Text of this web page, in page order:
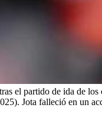
el partido de ida de
Jota falleció en un